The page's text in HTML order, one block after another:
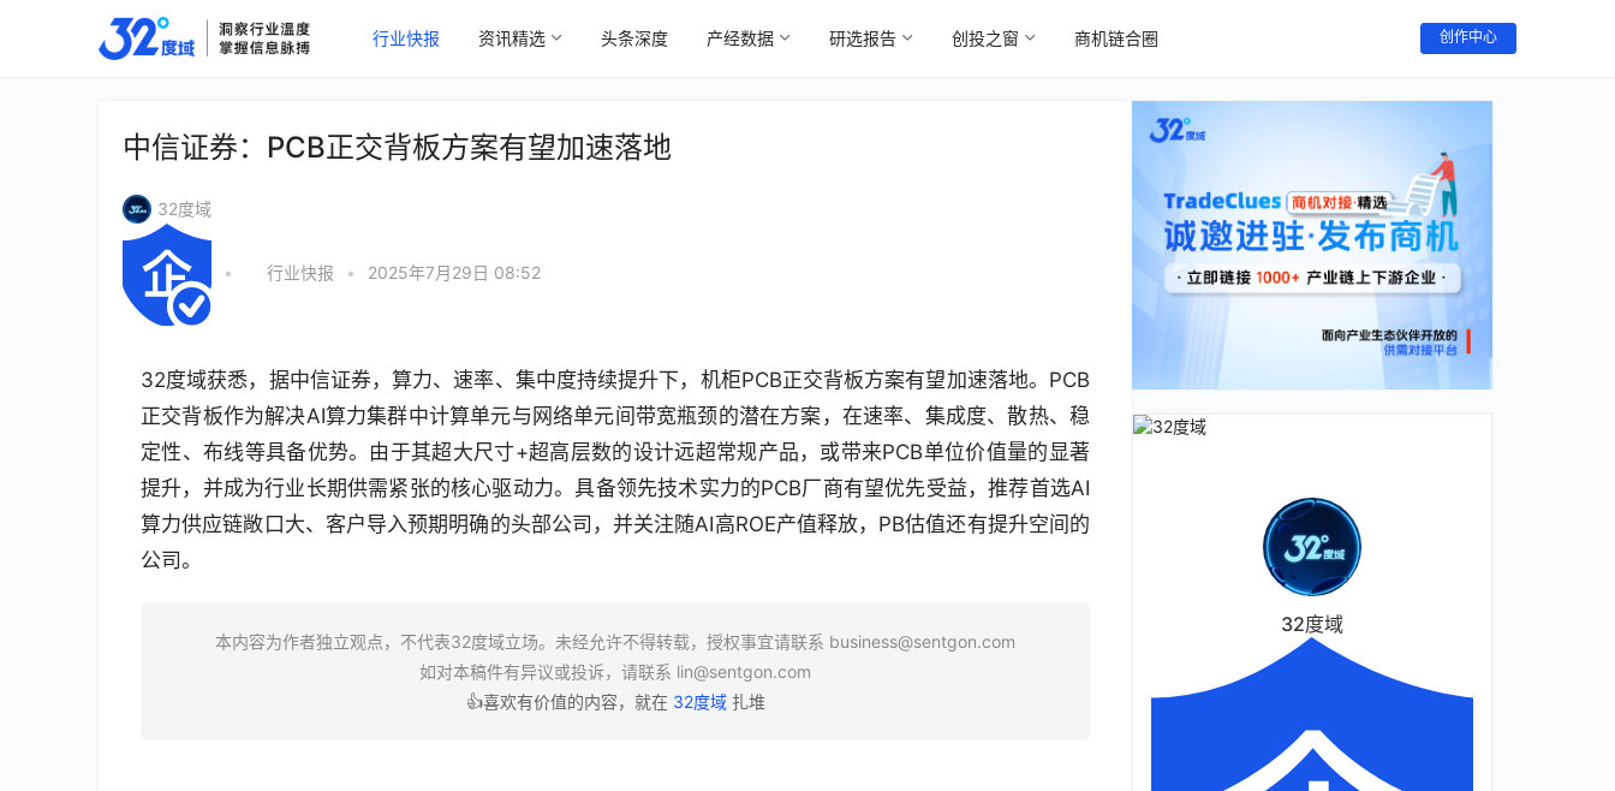
行业快报 资讯精选 头条深度 产经数据 研选报告 创投之窗 商机链合圈 创作中心
中信证券：PCB正交背板方案有望加速落地
32度域
• 行业快报 • 2025年7月29日 08:52
32度域获悉，据中信证券，算力、速率、集中度持续提升下，机柜PCB正交背板方案有望加速落地。PCB
正交背板作为解决AI算力集群中计算单元与网络单元间带宽瓶颈的潜在方案，在速率、集成度、散热、稳
定性、布线等具备优势。由于其超大尺寸+超高层数的设计远超常规产品，或带来PCB单位价值量的显著
提升，并成为行业长期供需紧张的核心驱动力。具备领先技术实力的PCB厂商有望优先受益，推荐首选AI
算力供应链敞口大、客户导入预期明确的头部公司，并关注随AI高ROE产值释放，PB估值还有提升空间的
公司。
本内容为作者独立观点，不代表32度域立场。未经允许不得转载，授权事宜请联系 business@sentgon.com
如对本稿件有异议或投诉，请联系 lin@sentgon.com
👍喜欢有价值的内容，就在 32度域扎堆
32度域